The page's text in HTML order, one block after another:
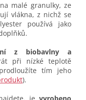
malé granulky, ze
vlákna, z nichž se
používá jako
z biobavlny a
při nízké teplotě
tím jeho
).